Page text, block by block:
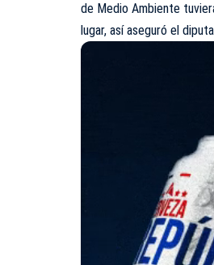
de Medio Ambiente
lugar, así aseguró el